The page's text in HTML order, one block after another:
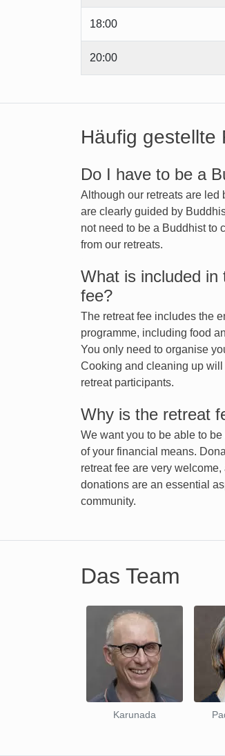
18:00
20:00
Häufig gestellte
Do I have to be a
Although our retreats are led
are clearly guided by
not need to be a Buddhist to
from our retreats.
What is included in
fee?
The retreat fee includes the
programme, including food
You only need to organise
Cooking and cleaning up
retreat participants.
Why is the retreat
We want you to be able to
of your financial means.
retreat fee are very
donations are an essential
community.
Das Team
Karunada